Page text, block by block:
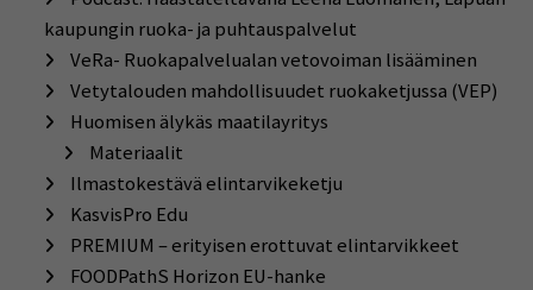
kaupungin ruoka- ja puhtauspalvelut
VeRa- Ruokapalvelualan vetovoiman lisääminen
Vetytalouden mahdollisuudet ruokaketjussa (VEP)
Huomisen älykäs maatilayritys
Materiaalit
Ilmastokestävä elintarvikeketju
KasvisPro Edu
PREMIUM – erityisen erottuvat elintarvikkeet
FOODPathS Horizon EU-hanke